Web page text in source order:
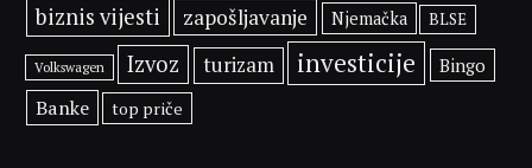
biznis vijesti zapošljavanje Njemačka BLSE
Volkswagen Izvoz turizam investicije Bingo
Banke top priče